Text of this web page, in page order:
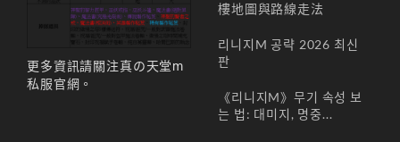
更多資訊請關注真の天堂m
私服官網 。
樓地圖與路線走法
리니지M 공략 2026 최신
판
《리니지M》무기 속성 보
는 법: 대미지, 명중...